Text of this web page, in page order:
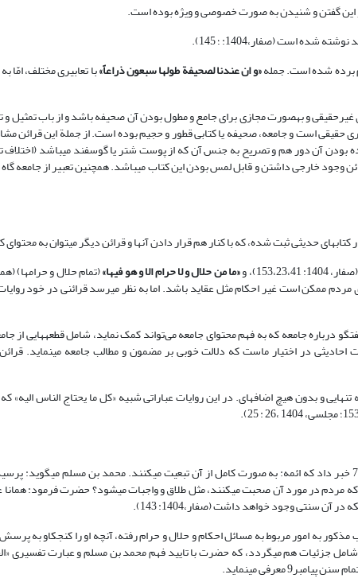
برده شده است. جمله«و ان عندنا لصحیفة طولها سبعون ذراعاً»با تعابیری مختلف،
غیرحقیقی و به‏صورت مجازی برای جامع و مطول بودن آن صحیفه باشد و از باب تمثیل
حقیقی است و جامعه، صحیفه یا کتابی قطور و حجیم بوده است. از جملة این
بودن آن دور هم و تصریح به جنس آن که از پوست شتر یا گوسفند می‏باشد (اختلاف
خارجی داشتن و قابل لمس بودن این کتاب می‏باشد. همچنین تعبیر از جامعه
حدیثی ثبت شده، که با کنار هم قرار دادن آنها و قرائن دیگر می‏توان به
و «ما من حلال و لا حرام الا و هو فیها»
مردم ممکن است غیر احکام مثل عقاید باشد. اما به نظر می‏رسد قرائنی در خود
در اختیار ماست که دلالت خوبی بر مضمون و مطالب جامعه می­نماید.
و بدون هیچ اضافه‏ای. در این روایات عباراتی شبیه «کل ما یحتاج الناس
امام باقر7 از وجود کتابی در نزد خود متعلق به امام علی7 خبر داد که ائمه: به صورت کامل از آن تبعیت می‏کنند. محمد
سنتی وجود خواهد داشت (صفار،1404: 143).
به امور مربوط به مسائل احکام و حلال و حرام رفته، آنچه او را کنجکاو به
شامل جزئیات هم می­گردد، که حضرت با تایید فهم محمد بن مسلم و عبارت تفسیری